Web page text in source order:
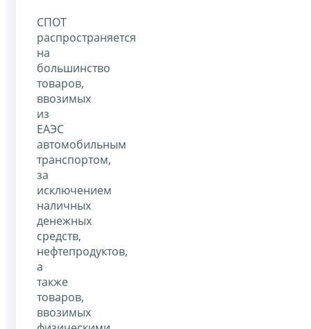
СПОТ
распространяется
на
большинство
товаров,
ввозимых
из
ЕАЭС
автомобильным
транспортом,
за
исключением
наличных
денежных
средств,
нефтепродуктов,
а
также
товаров,
ввозимых